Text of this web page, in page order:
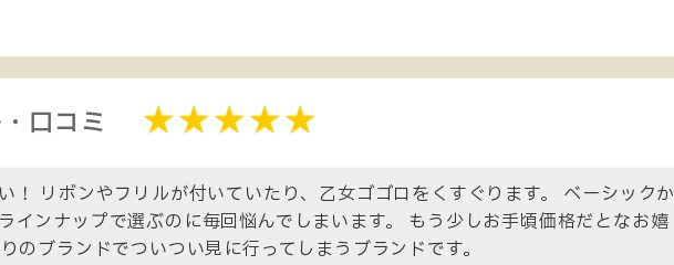
口コミ
！ リボンやフリルが付いていたり、乙女ゴゴロをくすぐります。 ベーシックか
インナップで選ぶのに毎回悩んでしまいます。 もう少しお手頃価格だとなお嬉
のブランドでついつい見に行ってしまうブランドです。